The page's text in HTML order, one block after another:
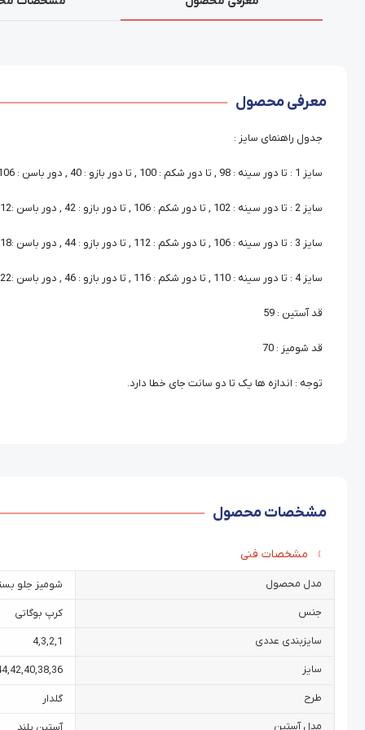
معرفی محصول
جدول راهنمای سایز :
سایز 1 : تا دور سینه : 98 , تا دور شکم : 100 , تا دور بازو : 40 , دور باسن : 106
سایز 2 : تا دور سینه : 102 , تا دور شکم : 106 , تا دور بازو : 42 , دور باسن :112
سایز 3 : تا دور سینه : 106 , تا دور شکم : 112 , تا دور بازو : 44 , دور باسن :118
سایز 4 : تا دور سینه : 110 , تا دور شکم : 116 , تا دور بازو : 46 , دور باسن :122
قد آستین : 59
قد شومیز : 70
توجه : اندازه ها یک تا دو سانت جای خطا دارد.
مشخصات محصول
مشخصات فنی
مدل محصول شومیز جلو
جنس کرپ بوگاتی
سایزبندی عددی 1
,
2
,
3
,
4
سایز 36
,
38
,
40
,
42
,
طرح گلدار
مدل آستین آستین بلند